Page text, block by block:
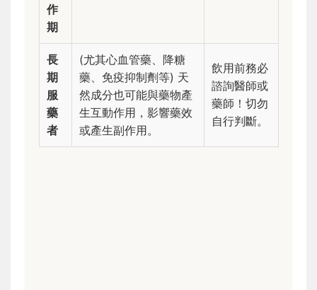
作
期
長
期
服
藥
者
(尤其心血管藥、降糖
藥、免疫抑制劑等) 天
然成分也可能與藥物產
生互動作用，影響藥效
或產生副作用。
飲用前務必
諮詢醫師或
藥師！切勿
自行判斷。